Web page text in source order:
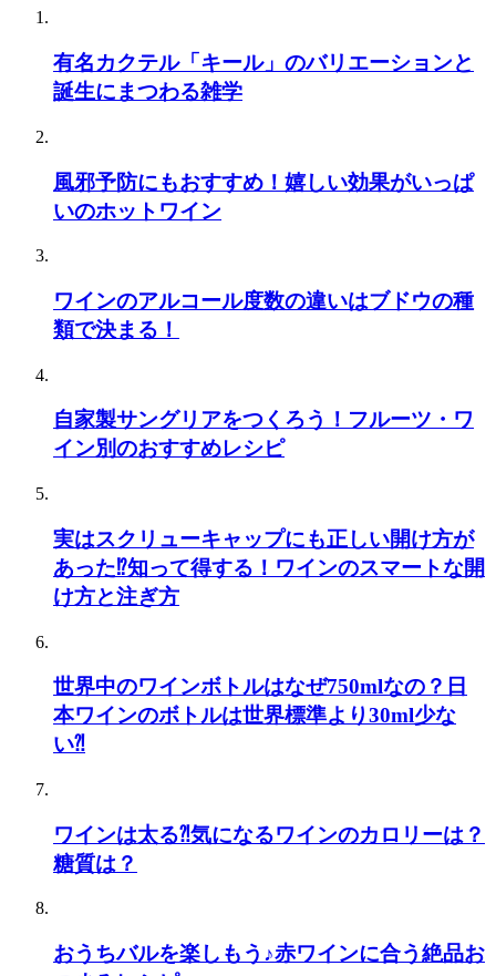
有名カクテル「キール」のバリエーションと
誕生にまつわる雑学
風邪予防にもおすすめ！嬉しい効果がいっぱ
いのホットワイン
ワインのアルコール度数の違いはブドウの種
類で決まる！
自家製サングリアをつくろう！フルーツ・ワ
イン別のおすすめレシピ
実はスクリューキャップにも正しい開け方が
あった⁉知って得する！ワインのスマートな開
け方と注ぎ方
世界中のワインボトルはなぜ750mlなの？日
本ワインのボトルは世界標準より30ml少な
い⁈
ワインは太る⁈気になるワインのカロリーは？
糖質は？
おうちバルを楽しもう♪赤ワインに合う絶品お